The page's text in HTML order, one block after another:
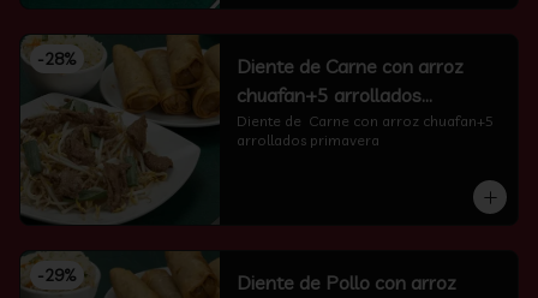
-28%
Diente de Carne con arroz
chuafan+5 arrollados
primavera
Diente de  Carne con arroz chuafan+5
arrollados primavera
-29%
Diente de Pollo con arroz